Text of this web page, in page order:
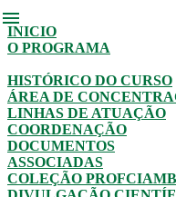
menu
INICIO
O PROGRAMA
HISTÓRICO DO CURSO
ÁREA DE
LINHAS DE ATUAÇÃO
COORDENAÇÃO
DOCUMENTOS
ASSOCIADAS
COLEÇÃO PROFCIAMB